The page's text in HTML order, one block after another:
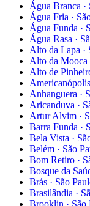
Água Branca ·
Água Fria ·
Água Funda ·
Água Rasa ·
Alto da Lapa ·
Alto da Mooca
Alto de
Americanópolis
Anhanguera ·
Aricanduva ·
Artur Alvim ·
Barra Funda ·
Bela Vista ·
Belém · São
Bom Retiro ·
Bosque da
Brás · São
Brasilândia ·